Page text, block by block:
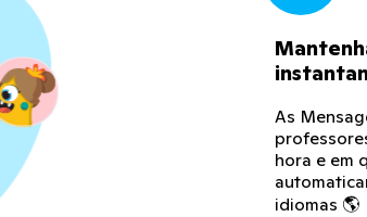
As
hora e em
idiomas 🌎